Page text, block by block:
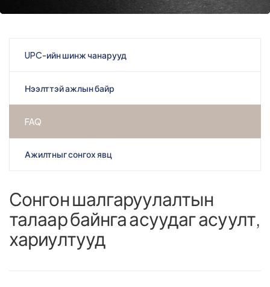
UPC-ийн шинж чанарууд
Нээлттэй ажлын байр
FAQ
Ажилтныг сонгох явц
Сонгон шалгаруулалтын
талаар байнга асуудаг асуулт,
хариултууд